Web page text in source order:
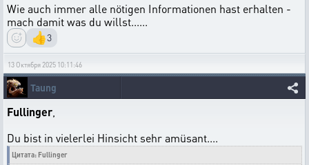
Wie auch immer alle nötigen Informationen hast erhalten -
mach damit was du willst......
👍3
13 Октября 2025 10:11:46
Taung
Fullinger
Du bist in vielerlei Hinsicht sehr amüsant....
Цитата: Fullinger